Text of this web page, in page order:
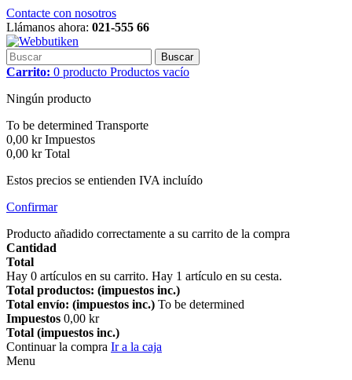
Contacte con nosotros
Llámanos ahora: 021-555 66
Buscar
Carrito: 0 producto Productos vacío
Ningún producto
To be determined Transporte
0,00 kr Impuestos
0,00 kr Total
Estos precios se entienden IVA incluído
Confirmar
Producto añadido correctamente a su carrito de la compra
Cantidad
Total
Hay 0 artículos en su carrito. Hay 1 artículo en su cesta.
Total productos: (impuestos inc.)
Total envío: (impuestos inc.) To be determined
Impuestos 0,00 kr
Total (impuestos inc.)
Continuar la compra Ir a la caja
Menu